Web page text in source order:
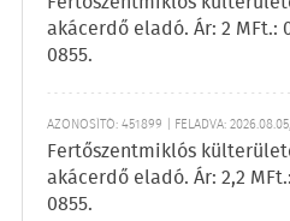
akácerdő eladó. Ár: 2 MFt.:
0855.
AZONOSÍTÓ: 451899 | FELADVA:
Fertőszentmiklós
akácerdő eladó. Ár: 2,2
0855.